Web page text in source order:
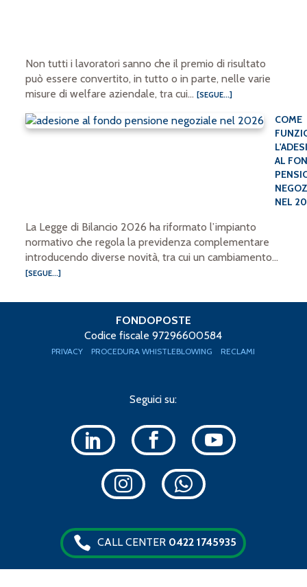
Non tutti i lavoratori sanno che il premio di risultato
può essere convertito, in tutto o in parte, nelle varie
misure di welfare aziendale, tra cui...[SEGUE...]
COME
AL
NEL
La Legge di Bilancio 2026 ha riformato l’impianto
normativo che regola la previdenza complementare
introducendo diverse novità, tra cui un cambiamento...
[SEGUE...]
FONDOPOSTE
Codice fiscale 97296600584
PRIVACY PROCEDURA WHISTLEBLOWING RECLAMI
Seguici su:
CALL CENTER 0422 1745935